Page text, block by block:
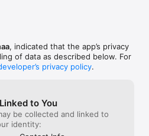
, indicated that the app’s privacy
of data as described below. For
privacy policy.
to You
be collected and linked to
identity: